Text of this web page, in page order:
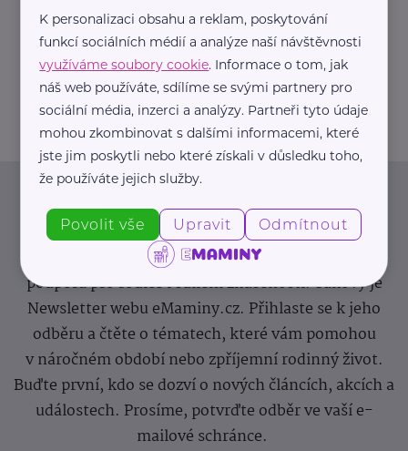
https://hartmanndirect.com/cs-cz
+420 800 100 150
info@hartmanndirect.cz
Newsletter
Pravidelný přísun novinek, inspirace na každý den,
podpora pro rodiče i sdílení zkušeností. Takový je
Newsletter webu eMaminy.cz. Přihlaste se k jeho
odběru a čtěte o tématech, které vám pomohou
v náročném období nebo zpříjemní rodinný život.
Buďte první, kdo se dozví o nových článcích, akcích a
událostech. Prosíme, potvrďte odběr ve vaší e-
mailové schránce.
K personalizaci obsahu a reklam, poskytování
funkcí sociálních médií a analýze naší návštěvnosti
využíváme soubory cookie. Informace o tom, jak
náš web používáte, sdílíme se svými partnery pro
sociální média, inzerci a analýzy. Partneři tyto údaje
mohou zkombinovat s dalšími informacemi, které
jste jim poskytli nebo které získali v důsledku toho,
že používáte jejich služby.
Povolit vše Upravit Odmítnout